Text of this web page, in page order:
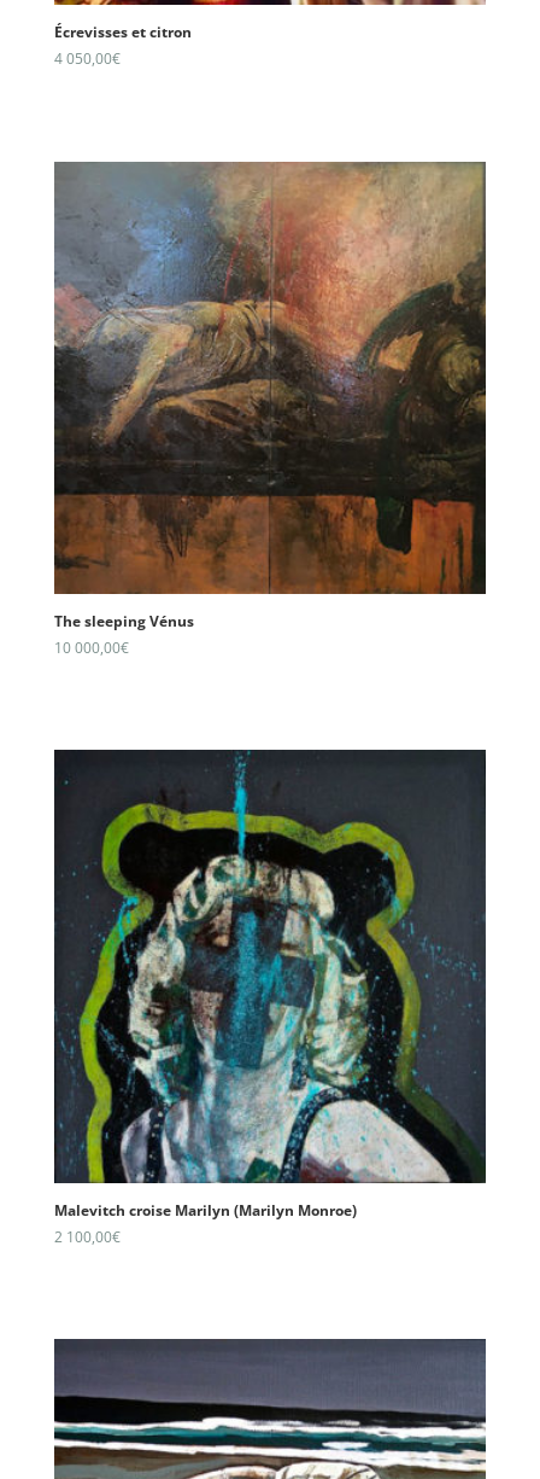
Écrevisses et citron
4 050,00€
The sleeping Vénus
10 000,00€
Malevitch croise Marilyn (Marilyn Monroe)
2 100,00€